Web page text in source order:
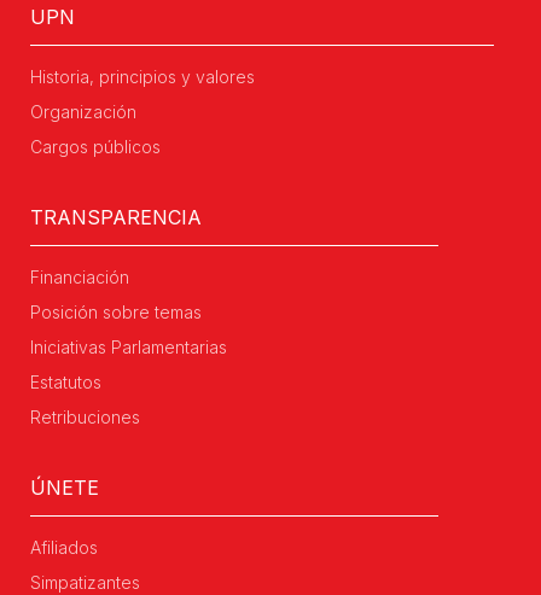
UPN
Historia, principios y valores
Organización
Cargos públicos
TRANSPARENCIA
Financiación
Posición sobre temas
Iniciativas Parlamentarias
Estatutos
Retribuciones
ÚNETE
Afiliados
Simpatizantes